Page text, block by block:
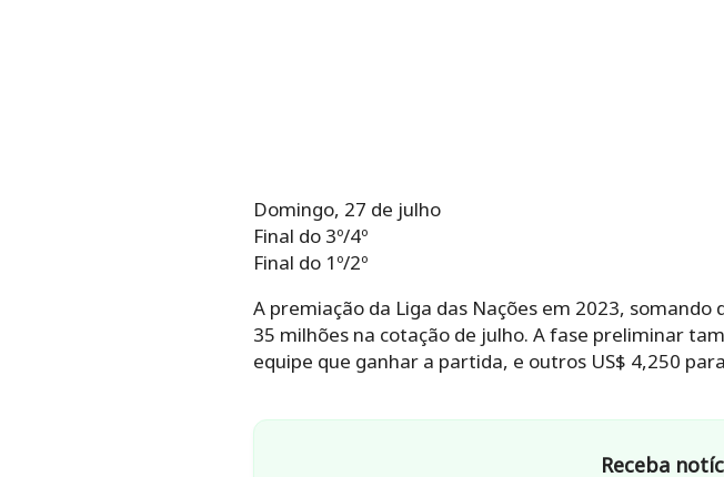
Domingo, 27 de julho
Final do 3º/4º
Final do 1º/2º
A premiação da Liga das Nações em 2023, somando
35 milhões na cotação de julho. A fase preliminar
equipe que ganhar a partida, e outros US$ 4,250
Receba